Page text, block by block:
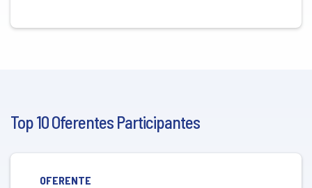
OFERENTE
Top 10 Oferentes Participantes